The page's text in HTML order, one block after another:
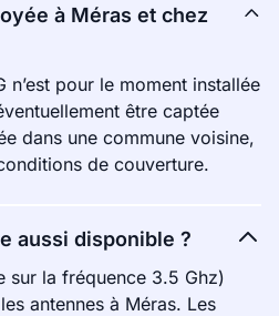
à Méras et chez
n’est pour le moment installée
être captée
dans une commune voisine,
de couverture.
aussi disponible ?
sur la fréquence 3.5 Ghz)
antennes à Méras. Les